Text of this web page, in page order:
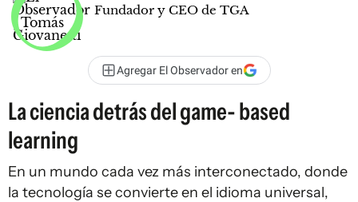
Fundador y CEO de TGA
Agregar El Observador en
La ciencia detrás del game- based
learning
En un mundo cada vez más interconectado, donde
la tecnología se convierte en el idioma universal,